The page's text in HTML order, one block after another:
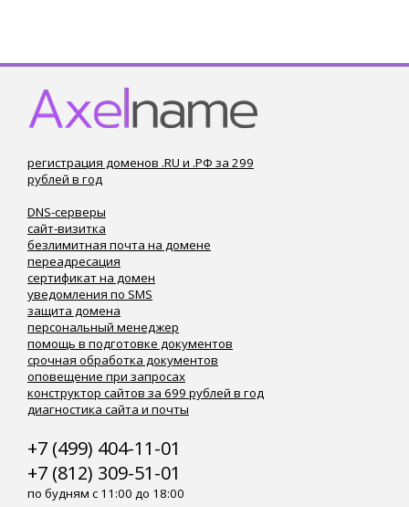
регистрация доменов .RU и .РФ за 299
рублей в год
DNS-серверы
сайт-визитка
безлимитная почта на домене
переадресация
сертификат на домен
уведомления по SMS
защита домена
персональный менеджер
помощь в подготовке документов
срочная обработка документов
оповещение при запросах
конструктор сайтов за 699 рублей в год
диагностика сайта и почты
+7 (499) 404-11-01
+7 (812) 309-51-01
по будням с 11:00 до 18:00